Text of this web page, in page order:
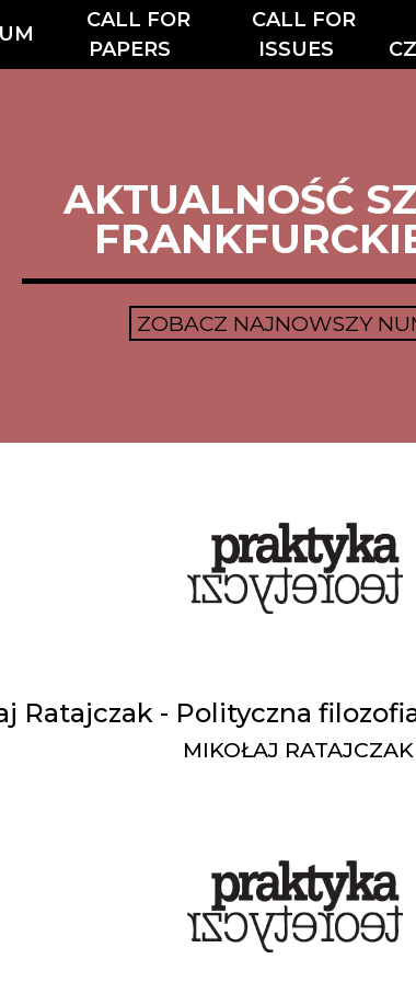
CALL FOR
PAPERS
CALL FOR
ISSUES
AKTUALNOŚĆ
ZOBACZ NAJNOWSZY
Ratajczak - Polityczna
MIKOŁAJ RATAJCZAK